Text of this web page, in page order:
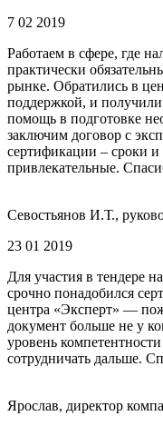
7 02 2019
Работаем в сфере, где
практически
рынке. Обратились в
поддержкой, и
помощь в подготовке
заключим договор с
сертификации – сроки и
привлекательные.
Севостьянов И.Т.,
23 01 2019
Для участия в тендере
срочно понадобился
центра «Эксперт» —
документ больше не у
уровень
сотрудничать дальше.
Ярослав, директор